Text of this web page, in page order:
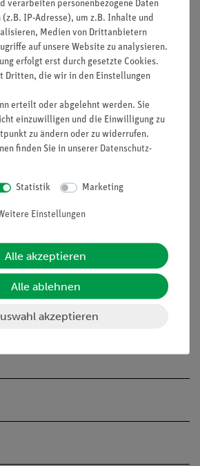
Intensität der Röntgenstrahlung
0 … 600 V
zur akustischen
Größe 4,3 Zoll, 56.536 Farben, 480 x
zur manuellen Gerätesteuerung
LED Innenraumbeleuchtung
Schublade zur Aufbewahrung
kV in 0,1-kV-Schritten
mA in 0,01-mA-Schritten
(T × H × B): 354 × 345
V~, 50/60 Hz
200 VA
USB 2.0
wird mindestens eine separat
verarbeiten personenbezogene Daten
(z.B. IP-Adresse), um z.B. Inhalte und
Medien von Drittanbietern
auf unsere Website zu analysieren.
erfolgt erst durch gesetzte Cookies.
Dritten, die wir in den Einstellungen
erteilt oder abgelehnt werden. Sie
einzuwilligen und die Einwilligung zu
zu ändern oder zu widerrufen.
finden Sie in unserer Daten­schutz­
Statistik Marketing
Einstellungen
Alle akzeptieren
Alle ablehnen
akzeptieren